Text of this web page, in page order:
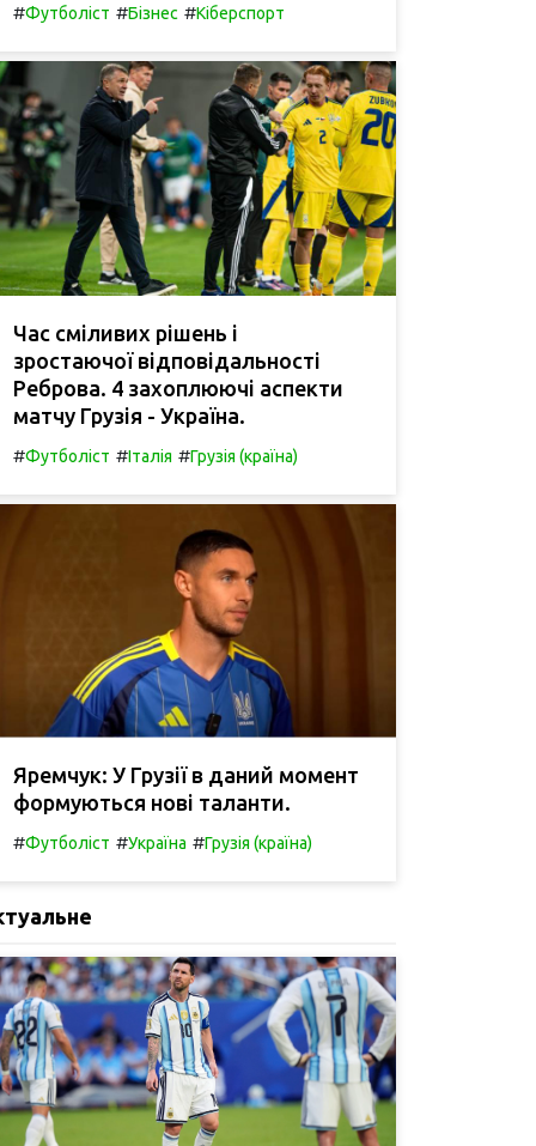
#Футболіст #Бізнес #Кіберспорт
Час сміливих рішень і
зростаючої відповідальності
Реброва. 4 захоплюючі аспекти
матчу Грузія - Україна.
#Футболіст #Італія #Грузія (країна)
Яремчук: У Грузії в даний момент
формуються нові таланти.
#Футболіст #Україна #Грузія (країна)